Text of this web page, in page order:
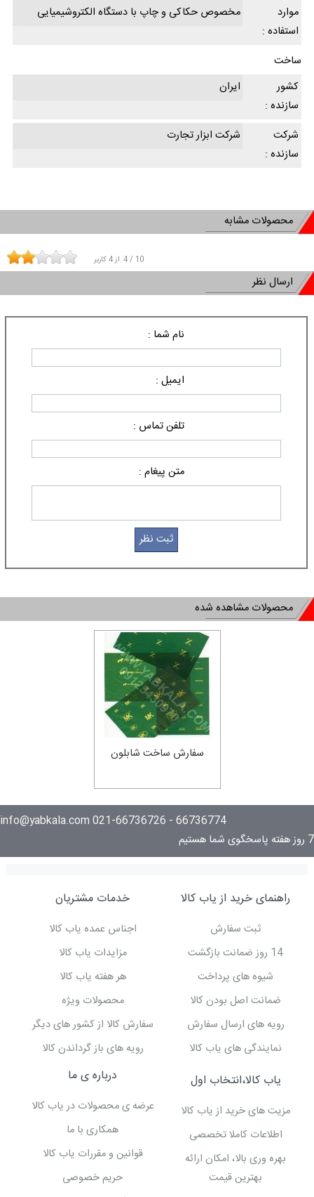
موارد
استفاده :
مخصوص حکاکی و چاپ با دستگاه الکتروشیمیایی
ساخت
کشور
سازنده :
ایران
شرکت
سازنده :
شرکت ابزار تجارت
محصولات مشابه
4 / 10 از4کاربر
ارسال نظر
نام شما :
ایمیل :
تلفن تماس :
متن پیغام :
محصولات مشاهده شده
سفارش ساخت شابلون
66736774 - 021-66736726 info@yabkala.com
7 روز هفته پاسخگوی شما هستیم
راهنمای خرید از یاب کالا
ثبت سفارش
14 روز ضمانت بازگشت
شیوه های پرداخت
ضمانت اصل بودن کالا
رویه های ارسال سفارش
نمایندگی های یاب کالا
خدمات مشتریان
اجناس عمده یاب کالا
مزایدات یاب کالا
هر هفته یاب کالا
محصولات ویژه
سفارش کالا از کشور های دیگر
رویه های باز گرداندن کالا
یاب کالا،انتخاب اول
مزیت های خرید از یاب کالا
اطلاعات کاملا تخصصی
بهره وری بالا، امکان ارائه
بهترین قیمت
درباره ی ما
عرضه ی محصولات در یاب کالا
همکاری با ما
قوانین و مقررات یاب کالا
حریم خصوصی